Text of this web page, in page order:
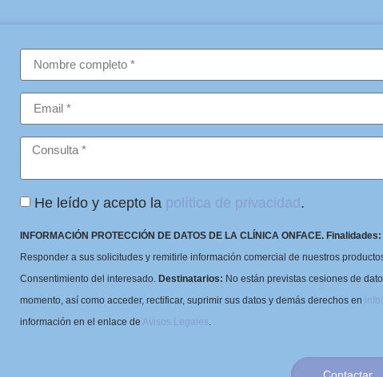
He leído y acepto la política de privacidad.
INFORMACIÓN PROTECCIÓN DE DATOS DE LA CLÍNICA ONFACE. Finalidades:
Responder a sus solicitudes y remitirle información comercial de nuestros
Consentimiento del interesado. Destinatarios: No están previstas cesiones de
momento, así como acceder, rectificar, suprimir sus datos y demás derechos en
información en el enlace de Avisos Legales